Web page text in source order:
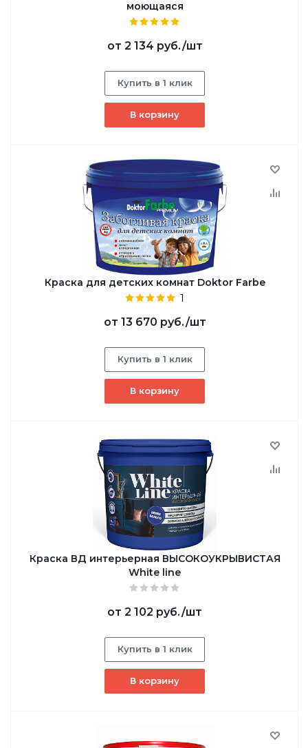
моющаяся
от 2 134 руб./шт
Купить в 1 клик
В корзину
Краска для детских комнат Doktor Farbe
1
от 13 670 руб./шт
Купить в 1 клик
В корзину
Краска ВД интерьерная ВЫСОКОУКРЫВИСТАЯ
White line
от 2 102 руб./шт
Купить в 1 клик
В корзину